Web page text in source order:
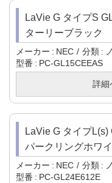
LaVie G タイプS
ターリーブラック
メーカー NEC 分類
型番
PC-GL15CEEAS
詳細
LaVie G タイプ
パークリングホワ
メーカー NEC 分類
型番
PC-GL24E612E